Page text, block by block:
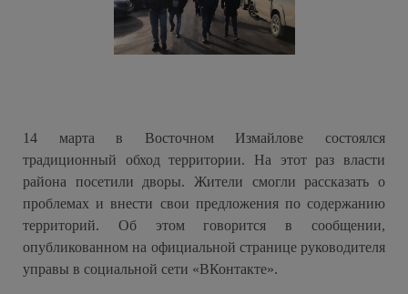
14 марта в Восточном Измайлове состоялся
традиционный обход территории. На этот раз власти
района посетили дворы. Жители смогли рассказать о
проблемах и внести свои предложения по содержанию
территорий. Об этом говорится в сообщении,
опубликованном на официальной странице руководителя
управы в социальной сети «ВКонтакте».